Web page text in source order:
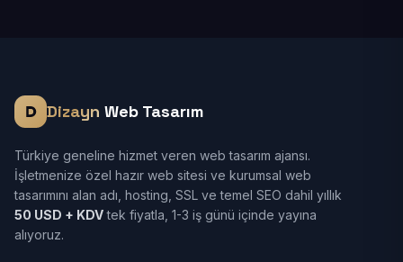
Dizayn Web Tasarım
Türkiye geneline hizmet veren web tasarım ajansı.
İşletmenize özel hazır web sitesi ve kurumsal web
tasarımını alan adı, hosting, SSL ve temel SEO dahil yıllık
50 USD + KDVtek fiyatla, 1-3 iş günü içinde yayına
alıyoruz.